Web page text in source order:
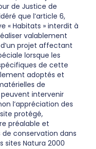
de Justice de
que l’article 6,
« Habitats » interdit à
valablement
projet affectant
lorsque les
de cette
adoptés et
de
intervenir
l’appréciation des
protégé,
préalable et
conservation dans
sites Natura 2000